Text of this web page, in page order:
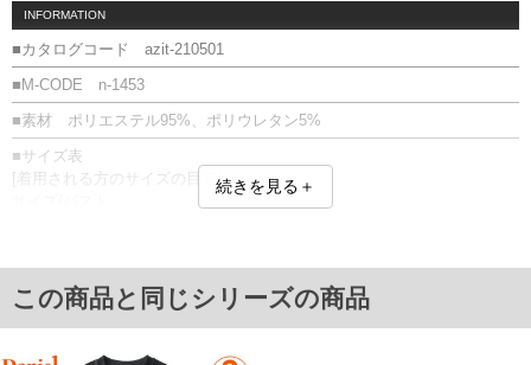
INFORMATION
■カタログコード azit-210501
■M-CODE n-1453
■素材 ポリエステル95%、ポリウレタン5%
■サイズ表
[着用される方のサイズの目安]
4L/121～127
5L/127～133
6L/133～139
続きを見る＋
この商品と同じシリーズの商品